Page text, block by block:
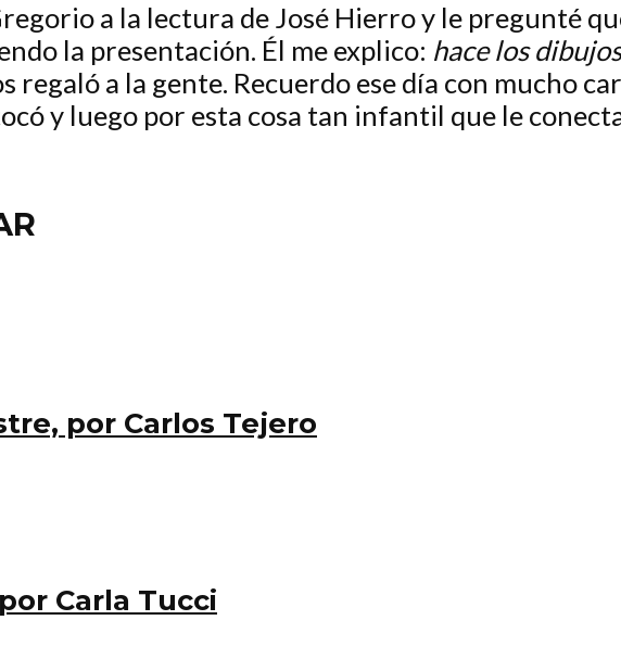
a la lectura de José Hierro y le pregunté
la presentación. Él me explico: hace los
regaló a la gente. Recuerdo ese día con mucho
y luego por esta cosa tan infantil que le
por Carlos Tejero
Carla Tucci